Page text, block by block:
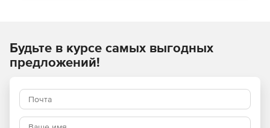
участках трубопроводов и их составе. Система
использует «классы» деталей трубопроводов и арматуры
трубопроводов и изделий по заданным параметрам
участка (среда, температура, давление, диаметр).
Будьте в курсе самых выгодных
предложений!